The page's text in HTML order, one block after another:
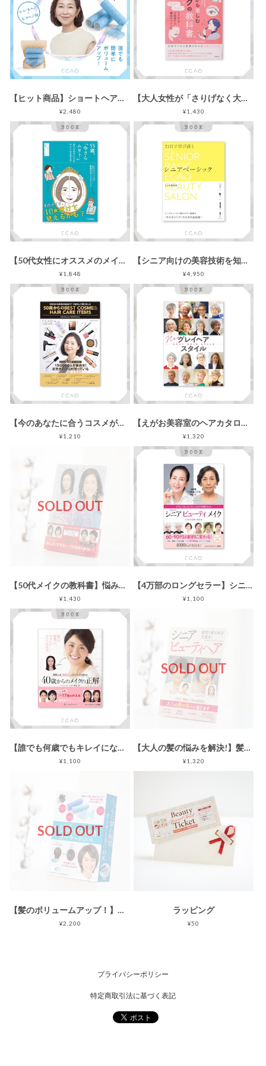
【ヒット商品】ショートヘア～ボブヘア用 / えがおのヘアカーラー / 水色カーラー(32mm・3本）、専用クリップ1本
¥2,480
【大人女性が「さりげなく大変身する」メイクの新常識】50代から楽しむメイクの教科書
¥1,430
【50代女性にオススメのメイク本】55歳、「今さらムリ?」あきらめていてもキレイになれます オバ見えメイク卒業マニュアル
¥1,848
【シニア向けの美容技術を知りたい美容師必見!!】21日で学び直し シニアベーシック
¥4,950
【今のあなたに合うコスメが分かる1冊】50歳からのBEST COSME&HAIR CARE ITEMS／扶桑社ムック
¥1,210
【えがお美容室のヘアカタログ】ネオ グレイヘア スタイル／扶桑社
¥1,320
SOLD OUT
【50代メイクの教科書】悩みがぶっ飛ぶ50代からのヘア＆メイク術／扶桑社
¥1,430
【4万部のロングセラー】シニアビューティメイク／扶桑社
¥1,100
【誰でも何歳でもキレイになれる! 】40歳からのメイクの正解／扶桑社
¥1,100
SOLD OUT
【大人の髪の悩みを解決!】髪型を変えれば若返る! シニアビューティヘア／講談社
¥1,320
SOLD OUT
【髪のボリュームアップ！】パックリ つむじ割れ解消カーラーBOOK
¥2,200
ラッピング
¥50
プライバシーポリシー
特定商取引法に基づく表記